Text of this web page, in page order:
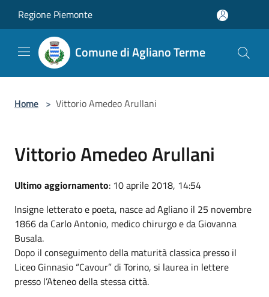
Regione Piemonte
Comune di Agliano Terme
Home > Vittorio Amedeo Arullani
Vittorio Amedeo Arullani
Ultimo aggiornamento: 10 aprile 2018, 14:54
Insigne letterato e poeta, nasce ad Agliano il 25 novembre
1866 da Carlo Antonio, medico chirurgo e da Giovanna
Busala.
Dopo il conseguimento della maturità classica presso il
Liceo Ginnasio “Cavour” di Torino, si laurea in lettere
presso l’Ateneo della stessa città.